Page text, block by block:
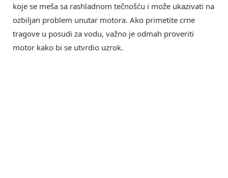
koje se meša sa rashladnom tečnošću i može ukazivati na
ozbiljan problem unutar motora. Ako primetite crne
tragove u posudi za vodu, važno je odmah proveriti
motor kako bi se utvrdio uzrok.